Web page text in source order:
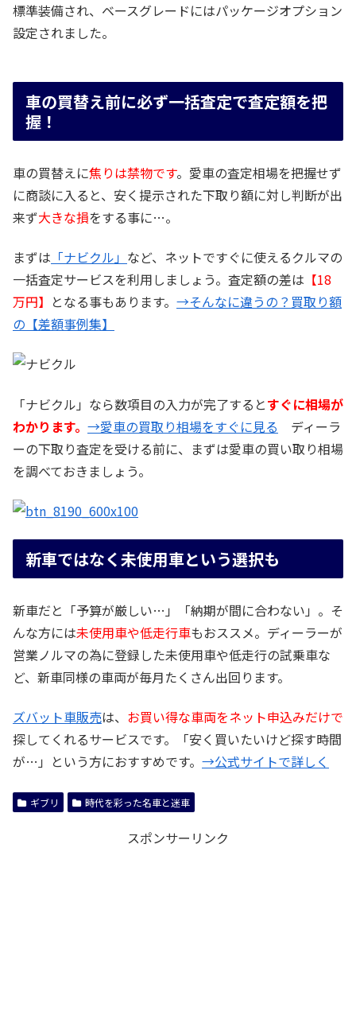
標準装備され、ベースグレードにはパッケージオプション
設定されました。
車の買替え前に必ず一括査定で査定額を把
握！
車の買替えに焦りは禁物です。愛車の査定相場を把握せず
に商談に入ると、安く提示された下取り額に対し判断が出
来ず大きな損をする事に…。
まずは 「ナビクル」 など、ネットですぐに使えるクルマの
一括査定サービスを利用しましょう。査定額の差は 【18
万円】 となる事もあります。 →そんなに違うの？買取り額
の【差額事例集】
「ナビクル」なら数項目の入力が完了するとすぐに相場が
わかります。 →愛車の買取り相場をすぐに見る ディーラ
ーの下取り査定を受ける前に、まずは愛車の買い取り相場
を調べておきましょう。
新車ではなく未使用車という選択も
新車だと「予算が厳しい…」「納期が間に合わない」。そ
んな方には未使用車や低走行車もおススメ。ディーラーが
営業ノルマの為に登録した未使用車や低走行の試乗車な
ど、新車同様の車両が毎月たくさん出回ります。
ズバット車販売は、 お買い得な車両をネット申込みだけで
探してくれるサービスです。「安く買いたいけど探す時間
が…」という方におすすめです。 →公式サイトで詳しく
ギブリ 時代を彩った名車と迷車
スポンサーリンク